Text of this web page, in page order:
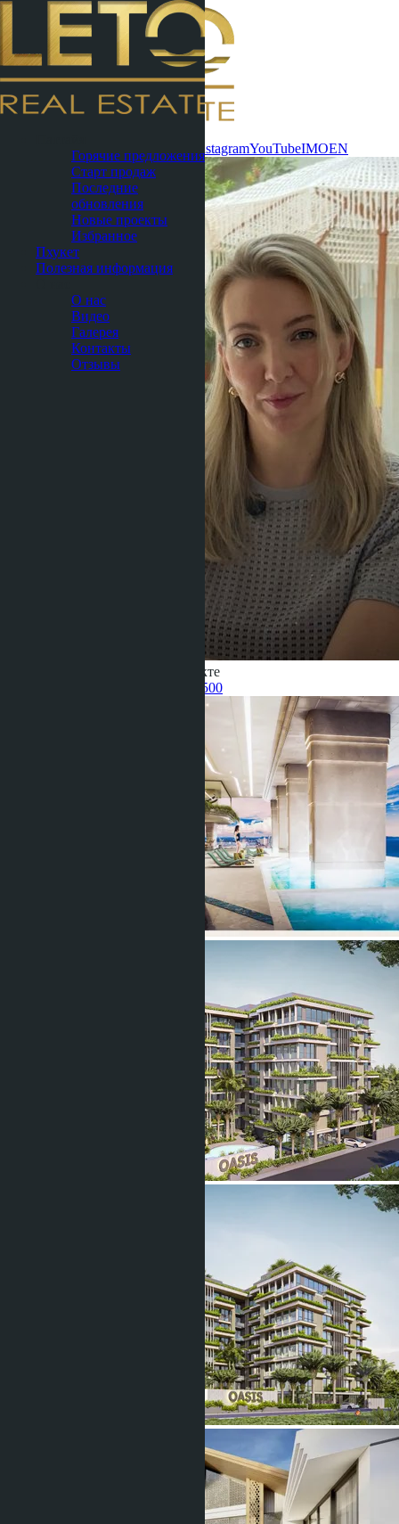
WhatsApp InstagramYouTubeIMOEN
Горячие предложения
Старт продаж
Последние
обновления
Новые проекты
Избранное
Пхукет
Полезная информация
О нас
Видео
Галерея
Контакты
Отзывы
Получить информацию об объекте
+66 80 006 4500